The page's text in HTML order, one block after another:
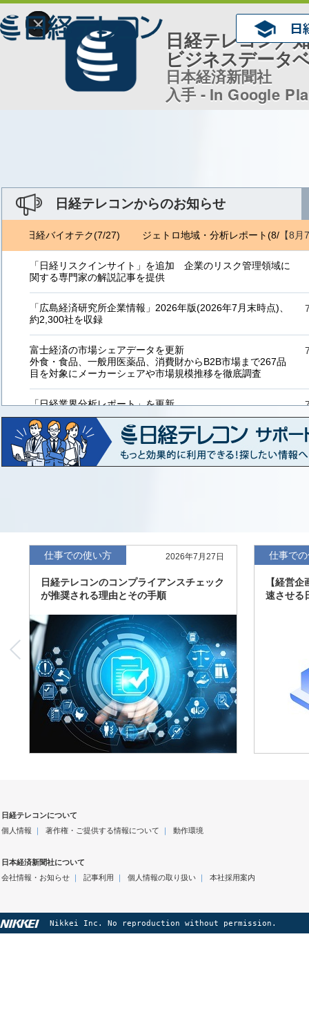
×
日経テレコン／
ビジネスデータ
日本経済新聞社
入手 - In Google
日経テレコンからのお知らせ
【8月
6) 日経バイオテク(7/27) ジェトロ地域・分析レポート(8/6) 日
「日経リスクインサイト」を追加 企業のリスク管理領域に
関する専門家の解説記事を提供
「広島経済研究所企業情報」2026年版(2026年7月末時点)、
約2,300社を収録
富士経済の市場シェアデータを更新
外食・食品、一般用医薬品、消費財からB2B市場まで267品
目を対象にメーカーシェアや市場規模推移を徹底調査
「日経業界分析レポート」を更新
「工業用プラスチック製品」「システムインテグレーター」
など20業界の内容を刷新
「東洋経済海外進出企業情報」の2026年版、約3万6千社を
収録
「日経POS情報マーケットレポート」の最新版、10～3月実
績の市場動向を速報
度の予想を実施
仕事での使い方 2026年7月27日
日経テレコンのコンプライアンスチェック
が推奨される理由とその手順
仕事で
【経営
速させる
日経テレコンについて
個人情報 ｜ 著作権・ご提供する情報について ｜ 動作環境
日本経済新聞社について
会社情報・お知らせ｜ 記事利用 ｜ 個人情報の取り扱い｜ 本社採用案内
Nikkei Inc. No reproduction without permission.